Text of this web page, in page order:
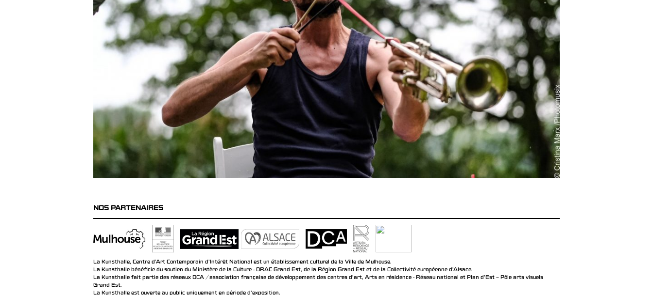
NOS PARTENAIRES
La Kunsthalle, Centre d’Art Contemporain d’Intérêt National est un établissement culturel de la Ville de Mulhouse.
La Kunsthalle bénéficie du soutien du Ministère de la Culture - DRAC Grand Est, de la Région Grand Est et de la Collectivité européenne d’Alsace.
La Kunsthalle fait partie des réseaux DCA / association française de développement des centres d'art, Arts en résidence - Réseau national et Plan d’Est – Pôle arts visuels
Grand Est.
La Kunsthalle est ouverte au public uniquement en période d'exposition.